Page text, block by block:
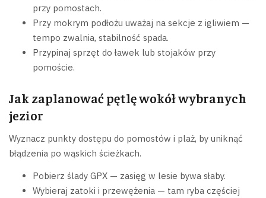
przy pomostach.
Przy mokrym podłożu uważaj na sekcje z igliwiem —
tempo zwalnia, stabilność spada.
Przypinaj sprzęt do ławek lub stojaków przy
pomoście.
Jak zaplanować pętlę wokół wybranych
jezior
Wyznacz punkty dostępu do pomostów i plaż, by uniknąć
błądzenia po wąskich ścieżkach.
Pobierz ślady GPX — zasięg w lesie bywa słaby.
Wybieraj zatoki i przewężenia — tam ryba częściej